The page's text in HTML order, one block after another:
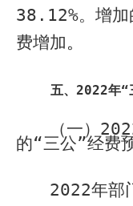
38.12%。增
费增加。
五、 2022年“
（一）
的“三公”经费
2022年部